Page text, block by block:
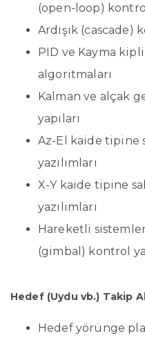
(open-loop)
Ardışık (cascade)
PID ve Kayma
algoritmaları
Kalman ve alçak
yapıları
Az-El kaide tipine
yazılımları
X-Y kaide tipine
yazılımları
Hareketli
(gimbal) kontrol
Hedef (Uydu vb.) Takip
Hedef yörünge